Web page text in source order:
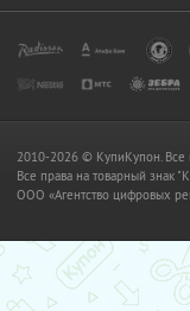
2010-2026 © КупиКупон. Все
Все права на товарный знак
OOO «Агентство цифровых